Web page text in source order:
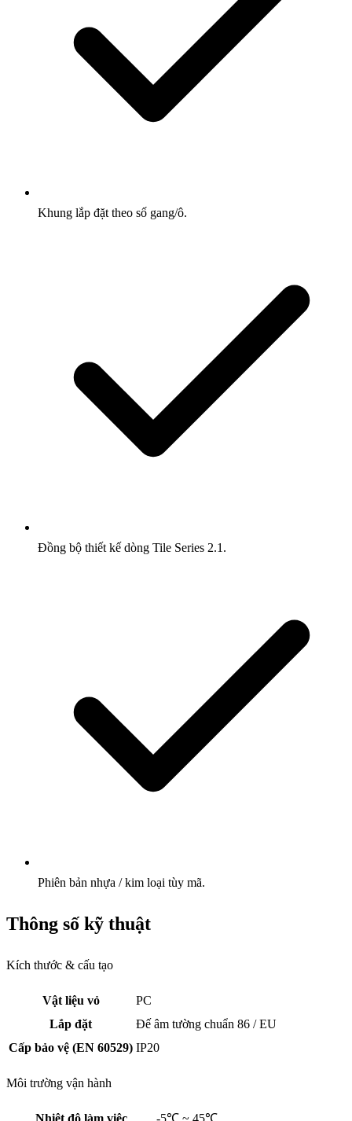
Khung lắp đặt theo số gang/ô.
Đồng bộ thiết kế dòng Tile Series 2.1.
Phiên bản nhựa / kim loại tùy mã.
Thông số kỹ thuật
Kích thước & cấu tạo
Vật liệu vỏ
PC
Lắp đặt
Đế âm tường chuẩn 86 / EU
Cấp bảo vệ (EN 60529) IP20
Môi trường vận hành
Nhiệt độ làm việc -5℃ ~ 45℃